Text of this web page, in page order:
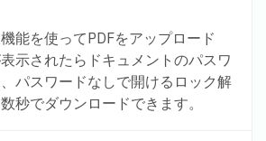
能を使ってPDFをアップロード
示されたらドキュメントのパスワ
パスワードなしで開けるロック解
秒でダウンロードできます。